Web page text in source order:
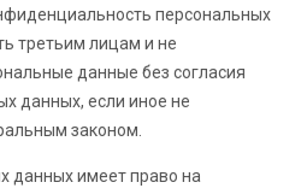
персональных
третьим лицам и не
данные без согласия
данных, если иное не
законом.
данных имеет право на